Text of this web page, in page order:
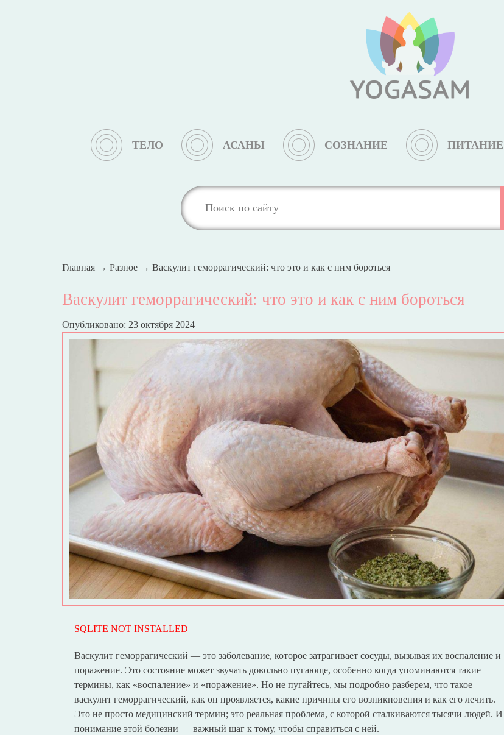
ТЕЛО АСАНЫ СОЗНАНИЕ ПИТАНИЕ
Главная → Разное → Васкулит геморрагический: что это и как с ним бороться
Васкулит геморрагический: что это и как с ним бороться
Опубликовано: 23 октября 2024
SQLITE NOT INSTALLED
Васкулит геморрагический — это заболевание, которое затрагивает сосуды, вызывая их воспаление и
поражение. Это состояние может звучать довольно пугающе, особенно когда упоминаются такие
термины, как «воспаление» и «поражение». Но не пугайтесь, мы подробно разберем, что такое
васкулит геморрагический, как он проявляется, какие причины его возникновения и как его лечить.
Это не просто медицинский термин; это реальная проблема, с которой сталкиваются тысячи людей. И
понимание этой болезни — важный шаг к тому, чтобы справиться с ней.